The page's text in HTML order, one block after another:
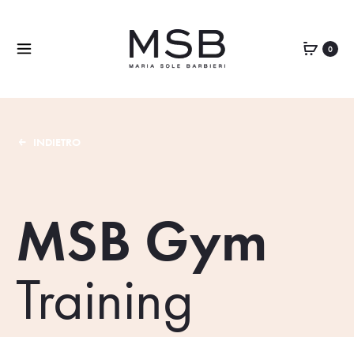
0
INDIETRO
MSB Gym
Training